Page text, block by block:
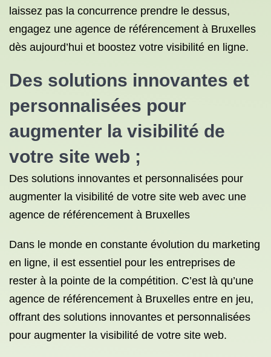
laissez pas la concurrence prendre le dessus,
engagez une agence de référencement à Bruxelles
dès aujourd’hui et boostez votre visibilité en ligne.
Des solutions innovantes et
personnalisées pour
augmenter la visibilité de
votre site web ;
Des solutions innovantes et personnalisées pour
augmenter la visibilité de votre site web avec une
agence de référencement à Bruxelles
Dans le monde en constante évolution du marketing
en ligne, il est essentiel pour les entreprises de
rester à la pointe de la compétition. C’est là qu’une
agence de référencement à Bruxelles entre en jeu,
offrant des solutions innovantes et personnalisées
pour augmenter la visibilité de votre site web.